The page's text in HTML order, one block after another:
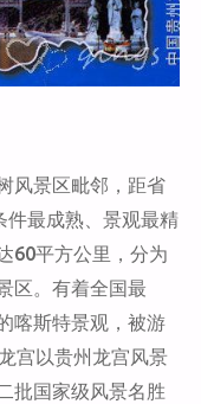
风景区毗邻，距省
件最成熟、景观最精
60平方公里，分为
区。有着全国最
喀斯特景观，被游
宫以贵州龙宫风景
批国家级风景名胜